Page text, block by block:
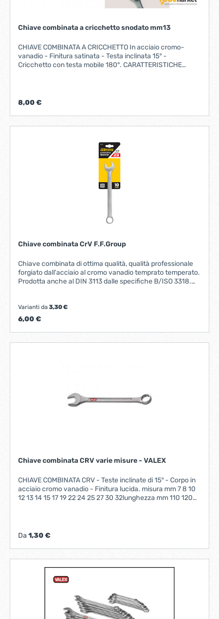
Chiave combinata a cricchetto snodato mm13
CHIAVE COMBINATA A CRICCHETTO In acciaio cromo-
vanadio - Finitura satinata - Testa inclinata 15° -
Cricchetto con testa mobile 180°. CARATTERISTICHE
8,00 €
Chiave combinata CrV F.F.Group
Chiave combinata di ottima qualità, qualità professionale
forgiato dall'acciaio al cromo vanadio temprato temperato.
Prodotta anche al DIN 3113 dalle specifiche B/ISO 3318.
Varianti da 3,30 €
6,00 €
Chiave combinata CRV varie misure - VALEX
CHIAVE COMBINATA CRV - Teste inclinate di 15° - Corpo in
acciaio cromo vanadio - Finitura lucida. misura mm 7 8 10
12 13 14 15 17 19 22 24 25 27 30 32lunghezza mm 110 120
Da 1,30 €